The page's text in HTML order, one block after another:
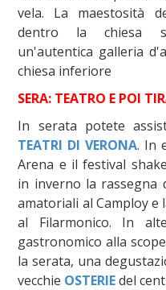
vela. La maestosità
dentro la chiesa
un'autentica galleria
chiesa inferiore
SERA: TEATRO E POI
In serata potete
TEATRI DI VERONA. In
Arena e il festival
in inverno la rassegna
amatoriali al Camploy e
al Filarmonico. In
gastronomico alla
la serata, una
vecchie OSTERIEdel